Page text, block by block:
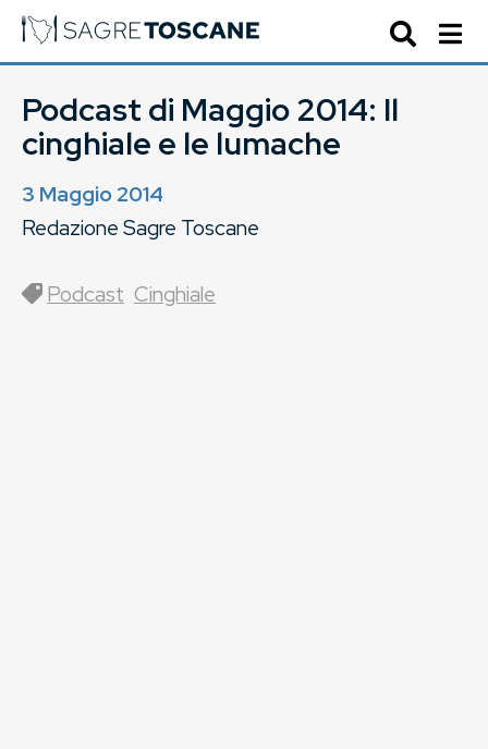
Podcast di Maggio 2014: Il
cinghiale e le lumache
3 Maggio 2014
Redazione Sagre Toscane
Podcast Cinghiale